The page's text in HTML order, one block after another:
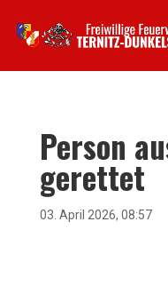
Person
gerettet
03. April 2026, 08:57